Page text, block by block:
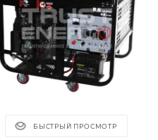
БЫСТРЫЙ ПРОСМОТР